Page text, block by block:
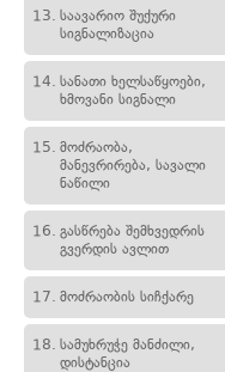
13. საავარიო შუქური
სიგნალიზაცია
14. სანათი ხელსაწყოები,
ხმოვანი სიგნალი
15. მოძრაობა,
მანევრირება, სავალი
ნაწილი
16. გასწრება შემხვედრის
გვერდის ავლით
17. მოძრაობის სიჩქარე
18. სამუხრუჭე მანძილი,
დისტანცია